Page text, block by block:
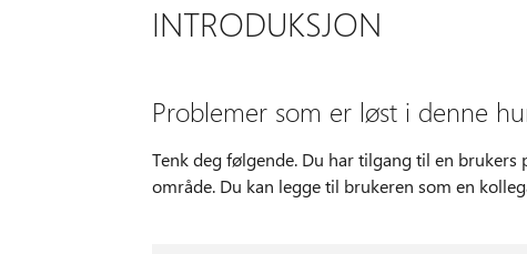
INTRODUKSJON
Problemer som er løst i denne
Tenk deg følgende. Du har tilgang til en
område. Du kan legge til brukeren som en